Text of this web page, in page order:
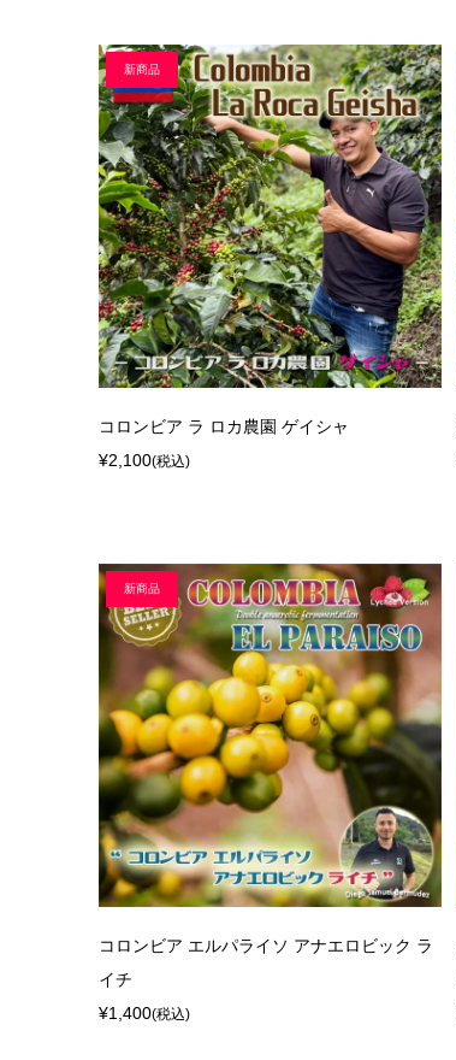
新商品
コロンビア ラ ロカ農園 ゲイシャ
¥2,100(税込)
新商品
コロンビア エルパライソ アナエロビック ラ
イチ
¥1,400(税込)